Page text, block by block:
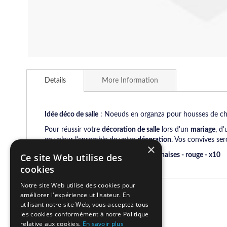
to
gallery
Details
Idée déco de salle : Noeuds en organza pour housses de
Pour réussir votre décoration de salle lors d'un mariage,
en valeur l'ensemble de votredécoration. Vos convives
Noeuds en organza pour housses de chaises - rouge - x10
More Information
Related Products
×
Ce site Web utilise des
cookies
Notre site Web utilise des cookies pour
améliorer l'expérience utilisateur. En
utilisant notre site Web, vous acceptez tous
les cookies conformément à notre Politique
relative aux cookies. En savoir plus